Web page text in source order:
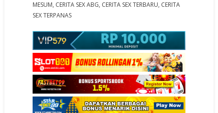
MESUM, CERITA SEX ABG, CERITA SEX TERBARU, CERITA
SEX TERPANAS